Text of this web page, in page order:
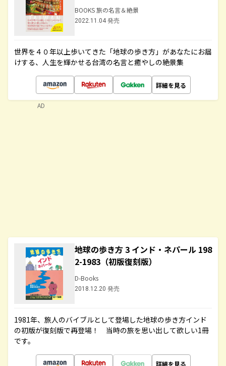
BOOKS 旅の名言＆絶景
2022.11.04 発売
世界を４０年以上歩いてきた「地球の歩き方」があなたにお届
けする、人生を輝かせる台湾の名言と癒やしの絶景集
詳細を見る
地球の歩き方 3 インド・ネパール 198
2-1983（初版復刻版）
D-Books
2018.12.20 発売
1981年、旅人のバイブルとして登場した地球の歩き方インド
の初版が復刻版で再登場！ 当時の旅を思い出して欲しい1冊
です。
詳細を見る
AD